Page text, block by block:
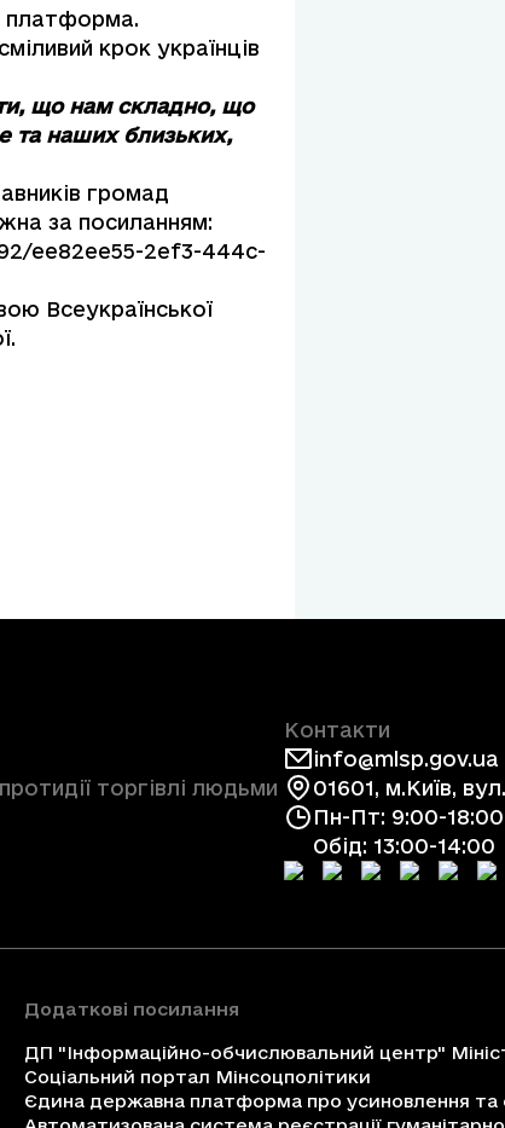
платформа.
крок українців
що нам складно, що
та наших близьких,
громад
за посиланням:
ee82ee55-2ef3-444c-
Всеукраїнської
торгівлі людьми
Контакти
info@mlsp.gov.ua
01601, м.Київ,
Пн-Пт: 9:00-18:00
Обід: 13:00-14:00
Додаткові посилання
ДП "Інформаційно-обчислювальний центр"
Соціальний портал Мінсоцполітики
Єдина державна платформа про усиновлення та